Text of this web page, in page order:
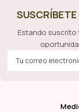
Estando suscrito